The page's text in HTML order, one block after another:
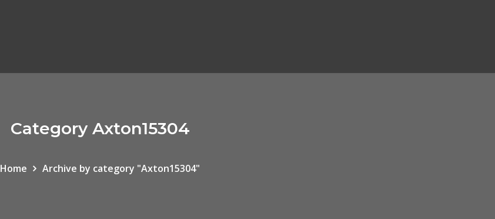
Category Axton15304
Home Archive by category "Axton15304"